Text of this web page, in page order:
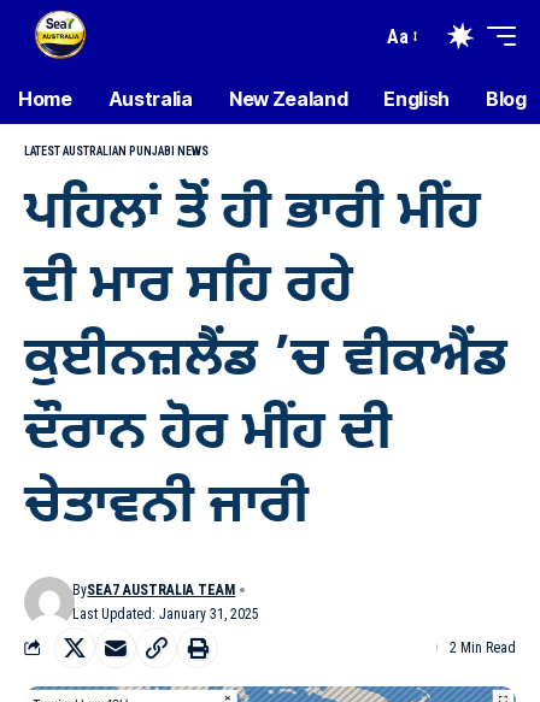
Aa
Home Australia New Zealand English Blog
LATEST AUSTRALIAN PUNJABI NEWS
ਪਹਿਲਾਂ ਤੋਂ ਹੀ ਭਾਰੀ ਮੀਂਹ
ਦੀ ਮਾਰ ਸਹਿ ਰਹੇ
ਕੁਈਨਜ਼ਲੈਂਡ ’ਚ ਵੀਕਐਂਡ
ਦੌਰਾਨ ਹੋਰ ਮੀਂਹ ਦੀ
ਚੇਤਾਵਨੀ ਜਾਰੀ
Last Updated: January 31, 2025
BySEA7 AUSTRALIA TEAM
2 Min Read